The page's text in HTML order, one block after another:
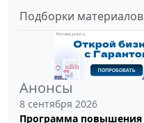
Подборки материалов
Анонсы
8 сентября 2026
Программа повышения